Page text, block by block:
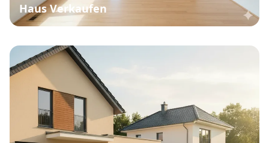
Haus Verkaufen